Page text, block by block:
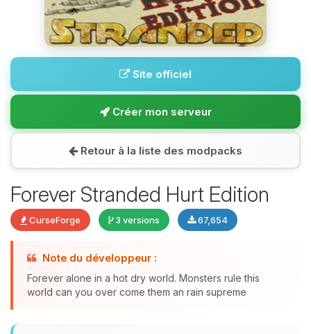
Site officiel
Créer mon serveur
Retour à la liste des modpacks
Forever Stranded Hurt Edition
CurseForge 3 versions 67,654
Note du développeur :
Forever alone in a hot dry world. Monsters rule this
world can you over come them an rain supreme
parler ! Moi c’est Choupy, ton petit
assistant BoxToPlay. Dis-moi ce dont